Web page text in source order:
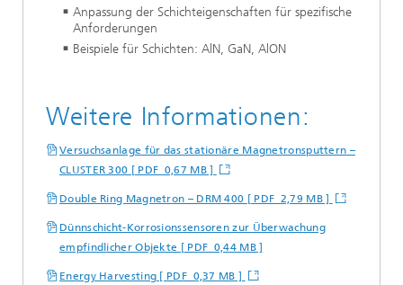
Anpassung der Schichteigenschaften für spezifische
Anforderungen
Beispiele für Schichten: AlN, GaN, AlON
Weitere Informationen:
Versuchsanlage für das stationäre Magnetronsputtern –
CLUSTER 300 [ PDF 0,67 MB ]
Double Ring Magnetron – DRM 400 [ PDF 2,79 MB ]
Dünnschicht-Korrosionssensoren zur Überwachung
empfindlicher Objekte [ PDF 0,44 MB ]
Energy Harvesting [ PDF 0,37 MB ]